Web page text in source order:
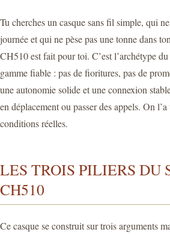
Tu cherches un casque sans fil simple, qui
journée et qui ne pèse pas une tonne dans
CH510 est fait pour toi. C’est l’archétype du
gamme fiable : pas de fioritures, pas de
une autonomie solide et une connexion
en déplacement ou passer des appels. On
conditions réelles.
LES TROIS PILIERS DU
CH510
Ce casque se construit sur trois arguments